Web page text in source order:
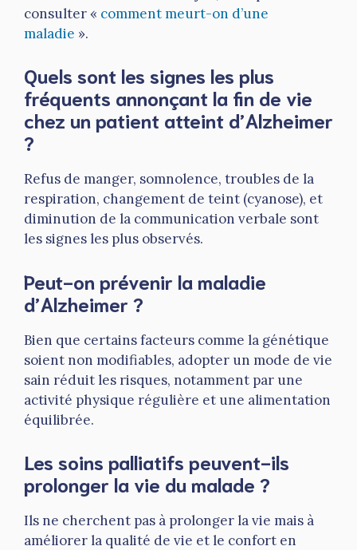
consulter « comment meurt-on d’une
maladie ».
Quels sont les signes les plus
fréquents annonçant la fin de vie
chez un patient atteint d’Alzheimer
?
Refus de manger, somnolence, troubles de la
respiration, changement de teint (cyanose), et
diminution de la communication verbale sont
les signes les plus observés.
Peut-on prévenir la maladie
d’Alzheimer ?
Bien que certains facteurs comme la génétique
soient non modifiables, adopter un mode de vie
sain réduit les risques, notamment par une
activité physique régulière et une alimentation
équilibrée.
Les soins palliatifs peuvent-ils
prolonger la vie du malade ?
Ils ne cherchent pas à prolonger la vie mais à
améliorer la qualité de vie et le confort en